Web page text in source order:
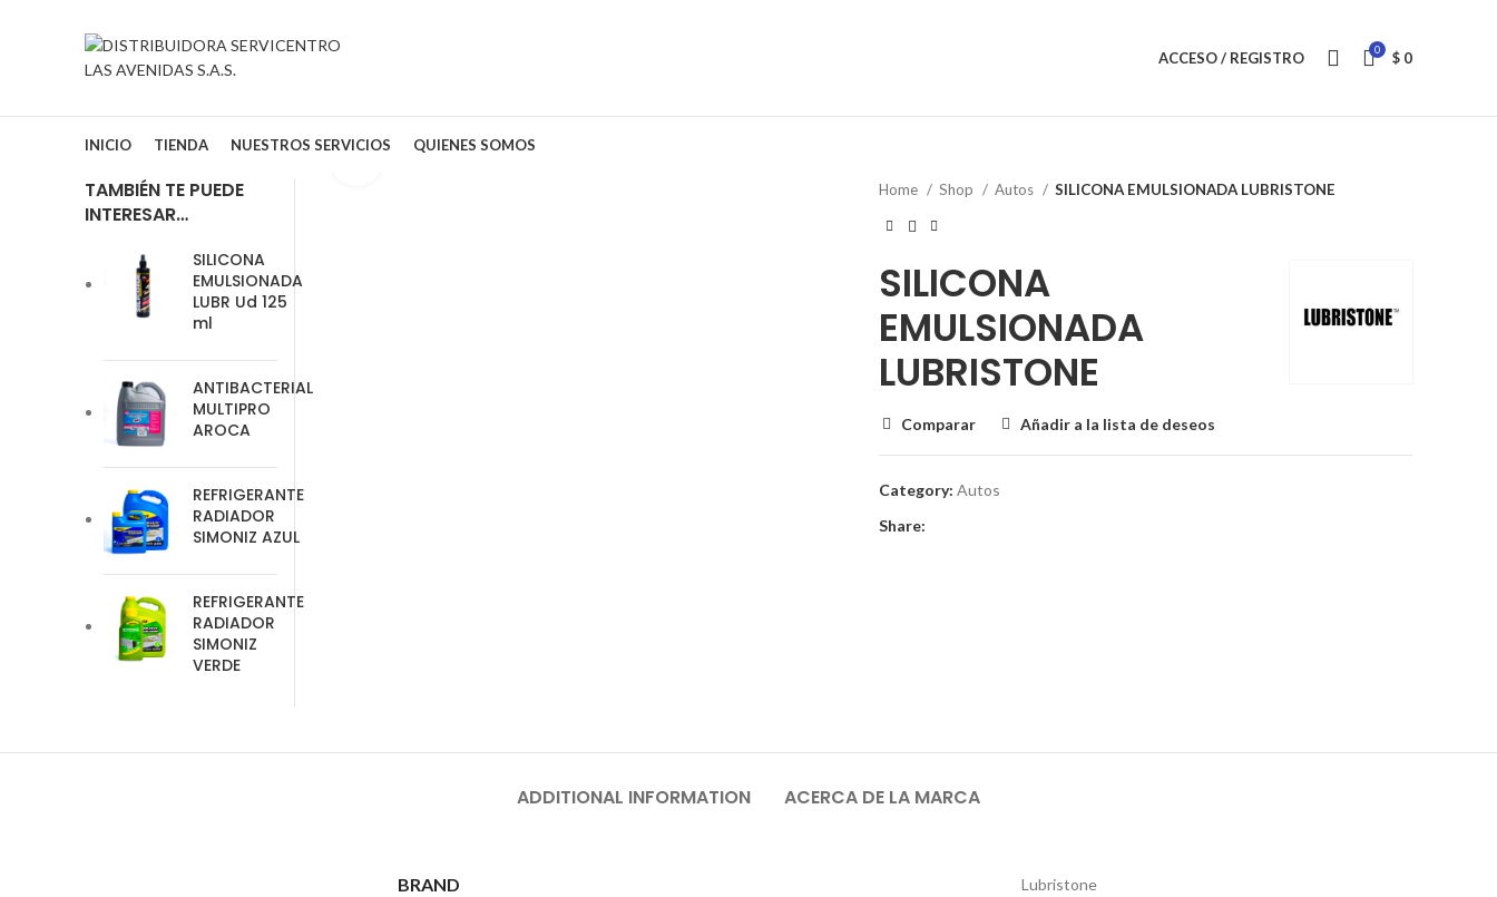
ACCESO / REGISTRO 0 $ 0
INICIO TIENDA NUESTROS SERVICIOS QUIENES SOMOS
Clic para ampliar
Home
Shop Autos SILICONA EMULSIONADA LUBRISTONE
SILICONA
EMULSIONADA
LUBRISTONE
Comparar Añadir a la lista de deseos
Category: Autos
Share:
TAMBIÉN TE PUEDE
INTERESAR…
SILICONA
EMULSIONADA
LUBR Ud 125
ml
ANTIBACTERIAL
MULTIPRO
AROCA
REFRIGERANTE
RADIADOR
SIMONIZ AZUL
REFRIGERANTE
RADIADOR
SIMONIZ
VERDE
ADDITIONAL INFORMATION ACERCA DE LA MARCA
BRAND Lubristone